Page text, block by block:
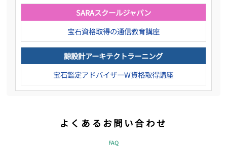
SARAスクールジャパン
宝石資格取得の通信教育講座
諒設計アーキテクトラーニング
宝石鑑定アドバイザーW資格取得講座
よくあるお問い合わせ
FAQ